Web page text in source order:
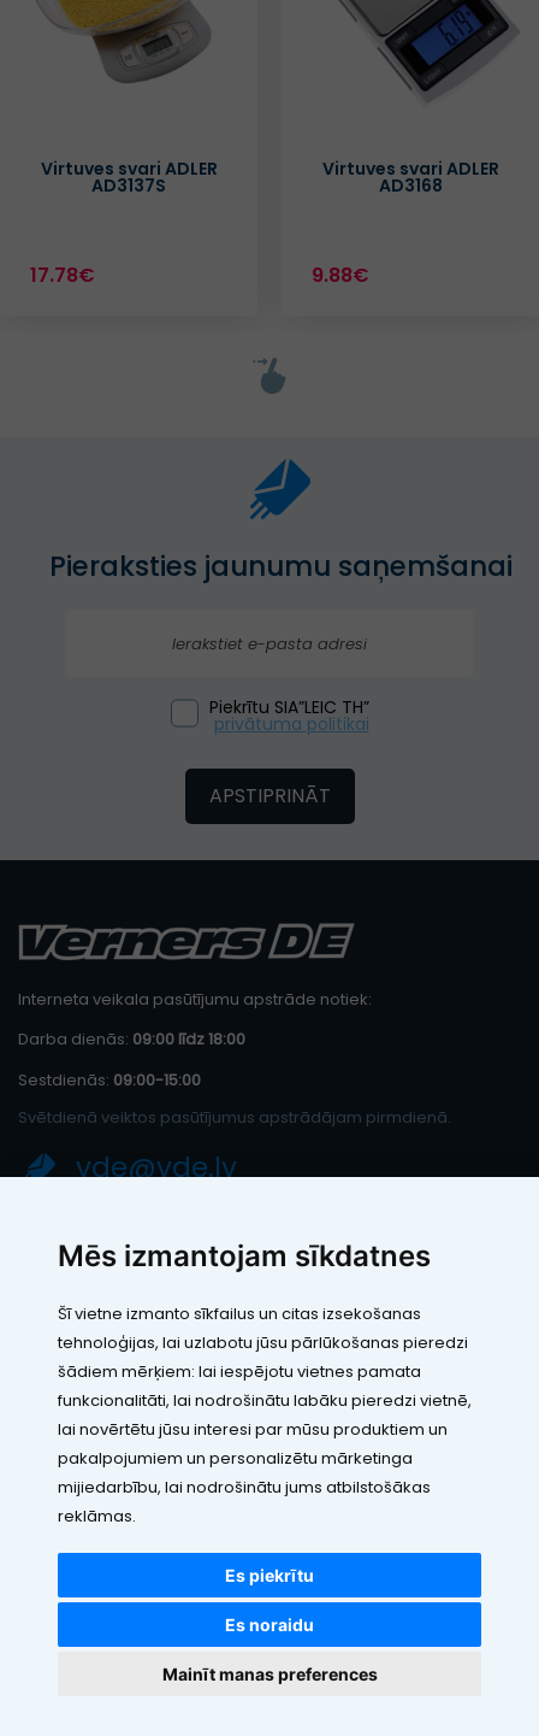
Mēs izmantojam sīkdatnes
Šī vietne izmanto sīkfailus un citas izsekošanas
tehnoloģijas, lai uzlabotu jūsu pārlūkošanas pieredzi
šādiem mērķiem: lai iespējotu vietnes pamata
funkcionalitāti, lai nodrošinātu labāku pieredzi vietnē,
lai novērtētu jūsu interesi par mūsu produktiem un
pakalpojumiem un personalizētu mārketinga
mijiedarbību, lai nodrošinātu jums atbilstošākas
reklāmas.
Es piekrītu
Es noraidu
Mainīt manas preferences
Virtuves svari ADLER
AD3137S
17.78€
Virtuves svari ADLER
AD3168
9.88€
Pieraksties jaunumu saņemšanai
Piekrītu SIA”LEIC TH”
privātuma politikai
APSTIPRINĀT
Interneta veikala pasūtījumu apstrāde notiek:
Darba dienās: 09:00 līdz 18:00
Sestdienās: 09:00-15:00
Svētdienā veiktos pasūtījumus apstrādājam pirmdienā.
vde@vde.lv
SIA "LEIC TH"
Reģ. Nr.: 40103394280
Juridiskā adrese: Rāmuļu iela 33, Rīga, LV-1005
Banka: Paysera LT, UAB
SWIFT: EVIULT21
Konts: LT123500010005426773
Kontakti
Visas cenas norādītas EUR ar PVN 21%
©2010 - 2026 VDE.LV
Visas tiesības rezervētas